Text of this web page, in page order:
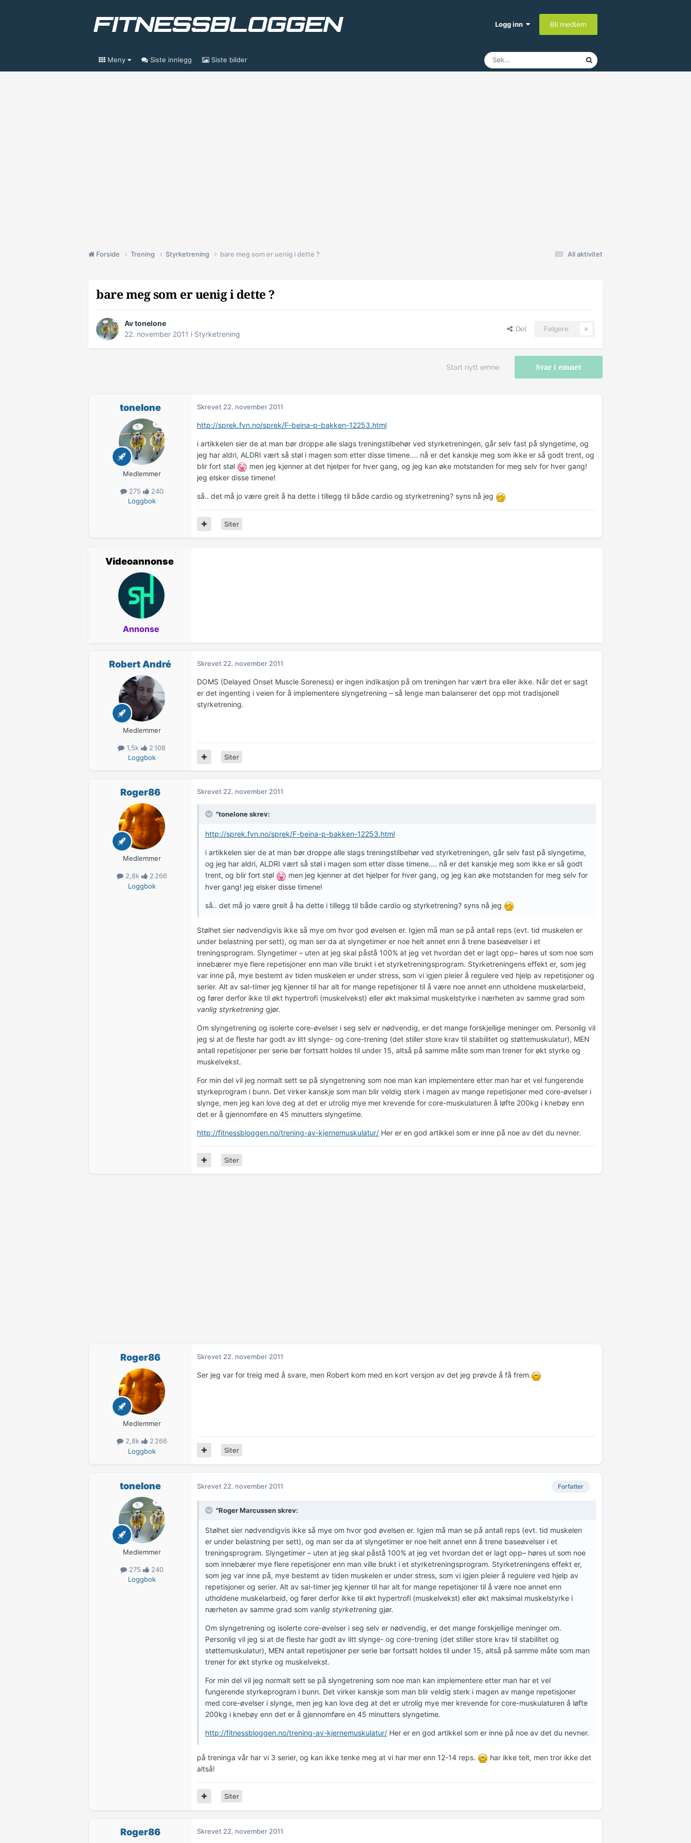
Logg inn Bli medlem
Meny Siste innlegg Siste bilder
All aktivitet
Forside Trening Styrketrening bare meg som er uenig i dette ?
bare meg som er uenig i dette ?
Avtonelone
22. november 2011 i Styrketrening
Del Følgere 0
Svar i emnet
Start nytt emne
tonelone
Medlemmer
275
240
Loggbok
Skrevet 22. november 2011
http://sprek.fvn.no/sprek/F-beina-p-bakken-12253.html
i artikkelen sier de at man bør droppe alle slags treningstilbehør ved styrketreningen, går selv fast på slyngetime, og
jeg har aldri, ALDRI vært så støl i magen som etter disse timene.... nå er det kanskje meg som ikke er så godt trent, og
blir fort støl
men jeg kjenner at det hjelper for hver gang, og jeg kan øke motstanden for meg selv for hver gang!
jeg elsker disse timene!
så.. det må jo være greit å ha dette i tillegg til både cardio og styrketrening? syns nå jeg
Siter
Videoannonse
Annonse
Robert André
Medlemmer
1,5k
2 108
Loggbok
Skrevet 22. november 2011
DOMS (Delayed Onset Muscle Soreness) er ingen indikasjon på om treningen har vært bra eller ikke. Når det er sagt
er det ingenting i veien for å implementere slyngetrening – så lenge man balanserer det opp mot tradisjonell
styrketrening.
Siter
Roger86
Medlemmer
2,8k
2 266
Loggbok
Skrevet 22. november 2011
"tonelone skrev:
http://sprek.fvn.no/sprek/F-beina-p-bakken-12253.html
i artikkelen sier de at man bør droppe alle slags treningstilbehør ved styrketreningen, går selv fast på slyngetime,
og jeg har aldri, ALDRI vært så støl i magen som etter disse timene.... nå er det kanskje meg som ikke er så godt
trent, og blir fort støl
men jeg kjenner at det hjelper for hver gang, og jeg kan øke motstanden for meg selv for
hver gang! jeg elsker disse timene!
så.. det må jo være greit å ha dette i tillegg til både cardio og styrketrening? syns nå jeg
Stølhet sier nødvendigvis ikke så mye om hvor god øvelsen er. Igjen må man se på antall reps (evt. tid muskelen er
under belastning per sett), og man ser da at slyngetimer er noe helt annet enn å trene baseøvelser i et
treningsprogram. Slyngetimer – uten at jeg skal påstå 100% at jeg vet hvordan det er lagt opp– høres ut som noe som
innebærer mye flere repetisjoner enn man ville brukt i et styrketreningsprogram. Styrketreningens effekt er, som jeg
var inne på, mye bestemt av tiden muskelen er under stress, som vi igjen pleier å regulere ved hjelp av repetisjoner og
serier. Alt av sal-timer jeg kjenner til har alt for mange repetisjoner til å være noe annet enn utholdene muskelarbeid,
og fører derfor ikke til økt hypertrofi (muskelvekst) eller økt maksimal muskelstyrke i nærheten av samme grad som
vanlig styrketrening gjør.
Om slyngetrening og isolerte core-øvelser i seg selv er nødvendig, er det mange forskjellige meninger om. Personlig vil
jeg si at de fleste har godt av litt slynge- og core-trening (det stiller store krav til stabilitet og støttemuskulatur), MEN
antall repetisjoner per serie bør fortsatt holdes til under 15, altså på samme måte som man trener for økt styrke og
muskelvekst.
For min del vil jeg normalt sett se på slyngetrening som noe man kan implementere etter man har et vel fungerende
styrkeprogram i bunn. Det virker kanskje som man blir veldig sterk i magen av mange repetisjoner med core-øvelser i
slynge, men jeg kan love deg at det er utrolig mye mer krevende for core-muskulaturen å løfte 200kg i knebøy enn
det er å gjennomføre en 45 minutters slyngetime.
http://fitnessbloggen.no/trening-av-kjernemuskulatur/ Her er en god artikkel som er inne på noe av det du nevner.
Siter
Roger86
Medlemmer
2,8k
2 266
Loggbok
Skrevet 22. november 2011
Ser jeg var for treig med å svare, men Robert kom med en kort versjon av det jeg prøvde å få frem.
Siter
tonelone
Medlemmer
275
240
Loggbok
Forfatter
Skrevet 22. november 2011
"Roger Marcussen skrev:
Stølhet sier nødvendigvis ikke så mye om hvor god øvelsen er. Igjen må man se på antall reps (evt. tid muskelen
er under belastning per sett), og man ser da at slyngetimer er noe helt annet enn å trene baseøvelser i et
treningsprogram. Slyngetimer – uten at jeg skal påstå 100% at jeg vet hvordan det er lagt opp– høres ut som noe
som innebærer mye flere repetisjoner enn man ville brukt i et styrketreningsprogram. Styrketreningens effekt er,
som jeg var inne på, mye bestemt av tiden muskelen er under stress, som vi igjen pleier å regulere ved hjelp av
repetisjoner og serier. Alt av sal-timer jeg kjenner til har alt for mange repetisjoner til å være noe annet enn
utholdene muskelarbeid, og fører derfor ikke til økt hypertrofi (muskelvekst) eller økt maksimal muskelstyrke i
nærheten av samme grad som vanlig styrketrening gjør.
Om slyngetrening og isolerte core-øvelser i seg selv er nødvendig, er det mange forskjellige meninger om.
Personlig vil jeg si at de fleste har godt av litt slynge- og core-trening (det stiller store krav til stabilitet og
støttemuskulatur), MEN antall repetisjoner per serie bør fortsatt holdes til under 15, altså på samme måte som man
trener for økt styrke og muskelvekst.
For min del vil jeg normalt sett se på slyngetrening som noe man kan implementere etter man har et vel
fungerende styrkeprogram i bunn. Det virker kanskje som man blir veldig sterk i magen av mange repetisjoner
med core-øvelser i slynge, men jeg kan love deg at det er utrolig mye mer krevende for core-muskulaturen å løfte
200kg i knebøy enn det er å gjennomføre en 45 minutters slyngetime.
http://fitnessbloggen.no/trening-av-kjernemuskulatur/ Her er en god artikkel som er inne på noe av det du nevner.
på treninga vår har vi 3 serier, og kan ikke tenke meg at vi har mer enn 12-14 reps.
har ikke telt, men tror ikke det
altså!
Siter
Roger86 Skrevet 22. november 2011